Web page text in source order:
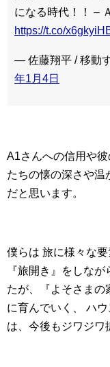
になる時代！！ –
https://t.co/
— 佐藤翔平 / 移動
年1月4日
A1さんへの信用や
たちの懐の深さや温
だと思います。
僕らは 旅に様々な
『旅開き』をしな
たが、『よそさまの
に育んでいく、 ハ
は、今後もジワジワ